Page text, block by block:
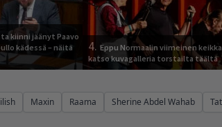
kiinni jäänyt Paavo
kädessä – näitä
4. Eppu Normaalin viimeinen
katso kuvagalleria torstailta täältä
Maxin Raama Sherine Abdel Wahab